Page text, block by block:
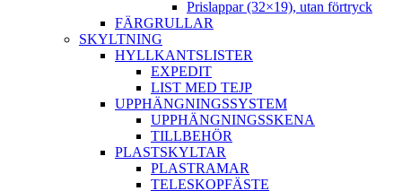
Prislappar (32×19), utan förtryck
FÄRGRULLAR
SKYLTNING
HYLLKANTSLISTER
EXPEDIT
LIST MED TEJP
UPPHÄNGNINGSSYSTEM
UPPHÄNGNINGSSKENA
TILLBEHÖR
PLASTSKYLTAR
PLASTRAMAR
TELESKOPFÄSTE